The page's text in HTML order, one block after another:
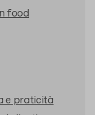
food
e praticità